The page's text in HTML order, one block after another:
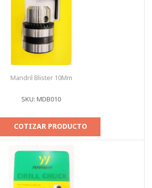
Mandril Blister 10Mm
SKU: MDB010
COTIZAR PRODUCTO